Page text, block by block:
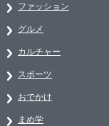
ファッション
グルメ
カルチャー
スポーツ
おでかけ
まめ学